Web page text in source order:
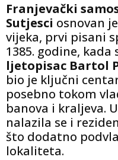
Franjevački
Sutjesci osnovan
vijeka, prvi pisani
1385. godine, kada
ljetopisac Bartol
bio je ključni
posebno tokom
banova i kraljeva.
nalazila se i
što dodatno
lokaliteta.